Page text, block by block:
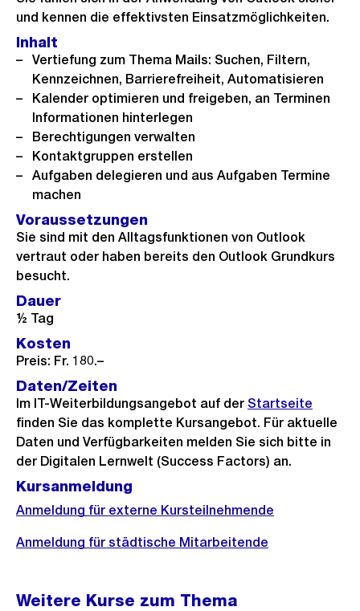
und kennen die effektivsten Einsatzmöglichkeiten.
Inhalt
Vertiefung zum Thema Mails: Suchen, Filtern,
Kennzeichnen, Barrierefreiheit, Automatisieren
Kalender optimieren und freigeben, an Terminen
Informationen hinterlegen
Berechtigungen verwalten
Kontaktgruppen erstellen
Aufgaben delegieren und aus Aufgaben Termine
machen
Voraussetzungen
Sie sind mit den Alltagsfunktionen von Outlook
vertraut oder haben bereits den Outlook Grundkurs
besucht.
Dauer
½ Tag
Kosten
Preis: Fr. 180.–
Daten/Zeiten
Im IT-Weiterbildungsangebot auf der Startseite
finden Sie das komplette Kursangebot. Für aktuelle
Daten und Verfügbarkeiten melden Sie sich bitte in
der Digitalen Lernwelt (Success Factors) an.
Kursanmeldung
Anmeldung für externe Kursteilnehmende
Anmeldung für städtische Mitarbeitende
Weitere Kurse zum Thema